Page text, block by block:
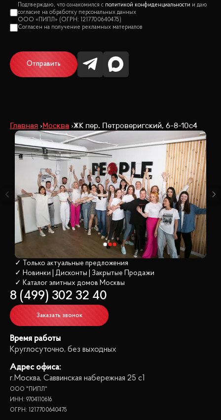
политикой конфиденциальности
Отправить
Главная Москва ЖК пер. Петроверигский, 6-8-10с4
✓ Только актуальные предложения
✓ Новинки | Дисконты | Закрытые Продажи
✓ Каталог элитных домов Москвы
8 (499) 302 32 40
Заказать звонок
Время работы
Круглосуточно, без выходных
Адрес офиса:
г.Москва, Саввинская набережная 25 с1
ООО "ПИПЛ"
ИНН: 9704110616
ОГРН: 1217700640475